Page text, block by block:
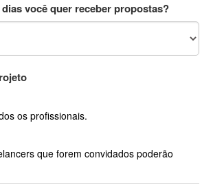
você quer receber propostas?
os profissionais.
que forem convidados poderão